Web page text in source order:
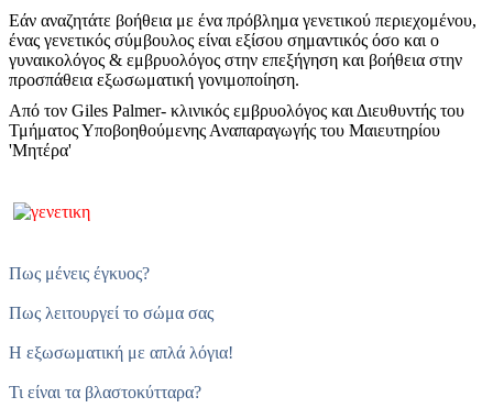
Εάν αναζητάτε βοήθεια με ένα πρόβλημα γενετικού περιεχομένου,
ένας γενετικός σύμβουλος είναι εξίσου σημαντικός όσο και ο
γυναικολόγος & εμβρυολόγος στην επεξήγηση και βοήθεια στην
προσπάθεια εξωσωματική γονιμοποίηση.
Από τον Giles Palmer- κλινικός εμβρυολόγος και Διευθυντής του
Τμήματος Υποβοηθούμενης Αναπαραγωγής του Μαιευτηρίου
'Μητέρα'
Πως μένεις έγκυος?
Πως λειτουργεί το σώμα σας
Η εξωσωματική με απλά λόγια!
Τι είναι τα βλαστοκύτταρα?